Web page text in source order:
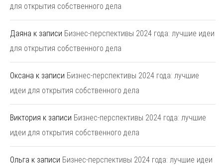
для открытия собственного дела
Даяна к записи Бизнес-перспективы 2024 года: лучшие идеи
для открытия собственного дела
Оксана к записи Бизнес-перспективы 2024 года: лучшие
идеи для открытия собственного дела
Виктория к записи Бизнес-перспективы 2024 года: лучшие
идеи для открытия собственного дела
Ольга к записи Бизнес-перспективы 2024 года: лучшие идеи